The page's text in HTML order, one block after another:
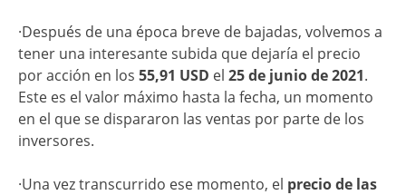
·Después de una época breve de bajadas, volvemos a
tener una interesante subida que dejaría el precio
por acción en los 55,91 USD el 25 de junio de 2021.
Este es el valor máximo hasta la fecha, un momento
en el que se dispararon las ventas por parte de los
inversores.
·Una vez transcurrido ese momento, el precio de las